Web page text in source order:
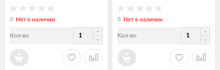
Нет в наличии
Кол-во
Нет в наличии
Кол-во